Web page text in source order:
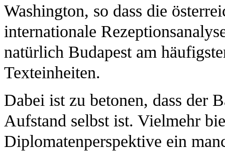
Washington, so dass die
internationale
natürlich Budapest am
Texteinheiten.
Dabei ist zu betonen, dass der
Aufstand selbst ist. Vielmehr
Diplomatenperspektive ein